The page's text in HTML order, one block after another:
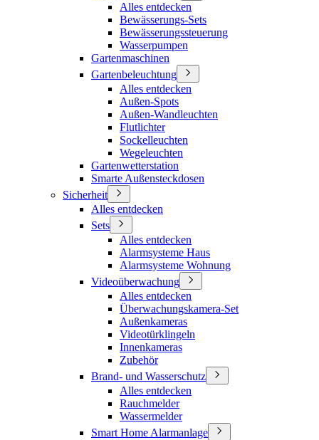
Alles entdecken
Bewässerungs-Sets
Bewässerungssteuerung
Wasserpumpen
Gartenmaschinen
Gartenbeleuchtung
Alles entdecken
Außen-Spots
Außen-Wandleuchten
Flutlichter
Sockelleuchten
Wegeleuchten
Gartenwetterstation
Smarte Außensteckdosen
Sicherheit
Alles entdecken
Sets
Alles entdecken
Alarmsysteme Haus
Alarmsysteme Wohnung
Videoüberwachung
Alles entdecken
Überwachungskamera-Set
Außenkameras
Videotürklingeln
Innenkameras
Zubehör
Brand- und Wasserschutz
Alles entdecken
Rauchmelder
Wassermelder
Smart Home Alarmanlage